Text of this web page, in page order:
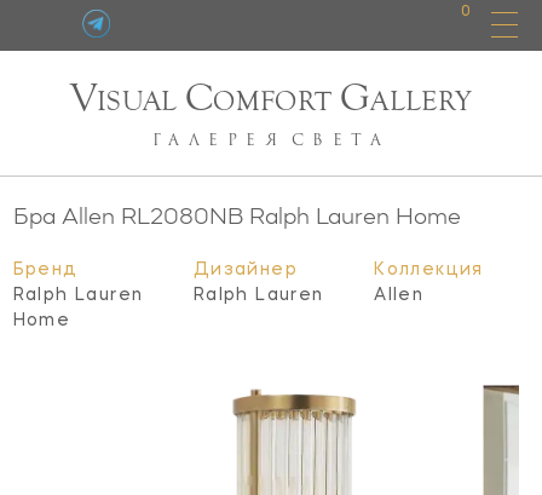
0
VISUAL COMFORT GALLERY
ГАЛЕРЕЯ СВЕТА
Бра Allen RL2080NBRalph Lauren Home
Бренд
Ralph Lauren
Home
Дизайнер
Ralph Lauren
Коллекция
Allen